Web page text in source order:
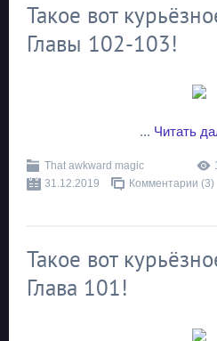
Такое вот
Главы 102-103!
... Читать
That awkward magic
31.12.2019
Комментарии (3)
Такое вот
Глава 101!